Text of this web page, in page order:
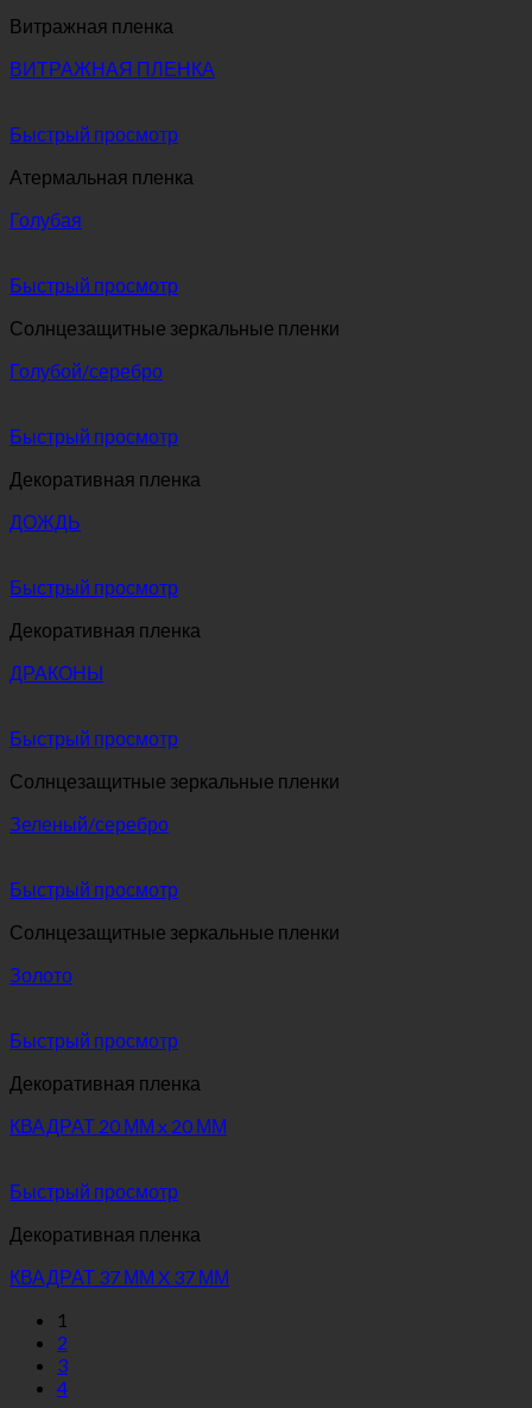
Витражная пленка
ВИТРАЖНАЯ ПЛЕНКА
Быстрый просмотр
Атермальная пленка
Голубая
Быстрый просмотр
Солнцезащитные зеркальные пленки
Голубой/серебро
Быстрый просмотр
Декоративная пленка
ДОЖДЬ
Быстрый просмотр
Декоративная пленка
ДРАКОНЫ
Быстрый просмотр
Солнцезащитные зеркальные пленки
Зеленый/серебро
Быстрый просмотр
Солнцезащитные зеркальные пленки
Золото
Быстрый просмотр
Декоративная пленка
КВАДРАТ 20 ММ x 20 ММ
Быстрый просмотр
Декоративная пленка
КВАДРАТ 37 ММ X 37 ММ
1
2
3
4